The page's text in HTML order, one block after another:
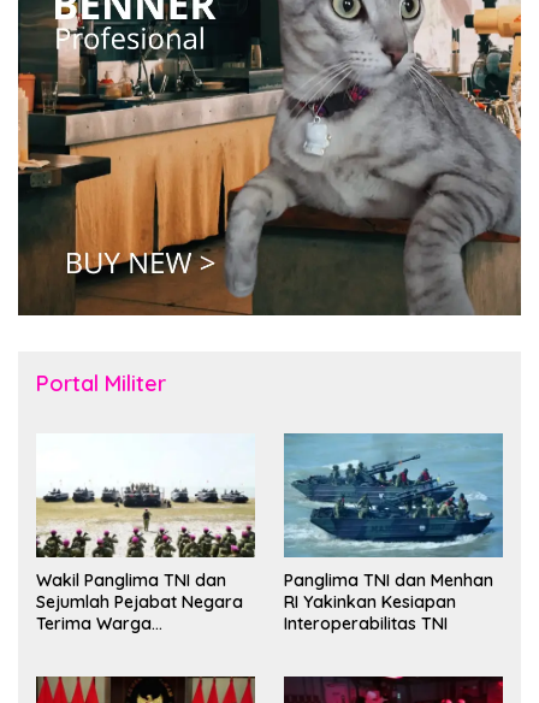
Portal Militer
Wakil Panglima TNI dan
Sejumlah Pejabat Negara
Terima Warga
Panglima TNI dan Menhan
RI Yakinkan Kesiapan
Interoperabilitas TNI